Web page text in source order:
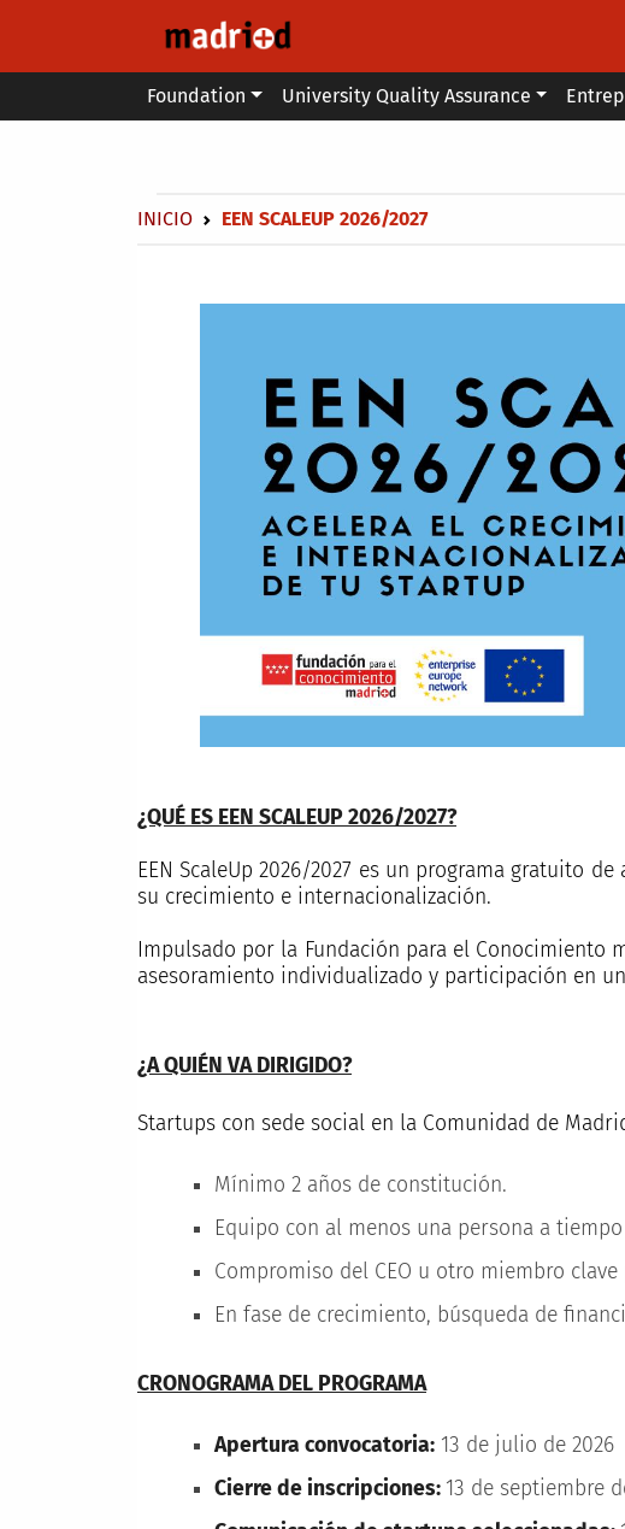
Main menu
Foundation University Quality Assurance
Breadcrumb
INICIO EEN SCALEUP 2026/2027
¿QUÉ ES EEN SCALEUP 2026/2027?
EEN ScaleUp 2026/2027 es un programa gratuito
su crecimiento e internacionalización.
Impulsado por la Fundación para el Conocimiento
asesoramiento individualizado y participación en
¿A QUIÉN VA DIRIGIDO?
Startups con sede social en la Comunidad de
Mínimo 2 años de constitución.
Equipo con al menos una persona a
Compromiso del CEO u otro miembro
En fase de crecimiento, búsqueda de
CRONOGRAMA DEL PROGRAMA
Apertura convocatoria: 13 de julio de 2026
Cierre de inscripciones: 13 de septiembre